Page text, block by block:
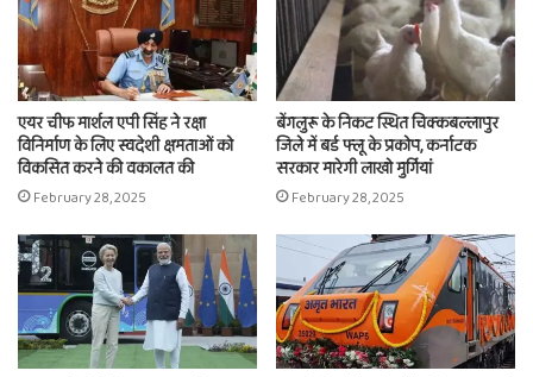
एयर चीफ मार्शल एपी सिंह ने रक्षा
विनिर्माण के लिए स्वदेशी क्षमताओं को
विकसित करने की वकालत की
February 28, 2025
बेंगलुरू के निकट स्थित चिक्कबल्लापुर
जिले में बर्ड फ्लू के प्रकोप, कर्नाटक
सरकार मारेगी लाखो मुर्गियां
February 28, 2025